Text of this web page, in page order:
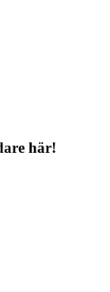
här!